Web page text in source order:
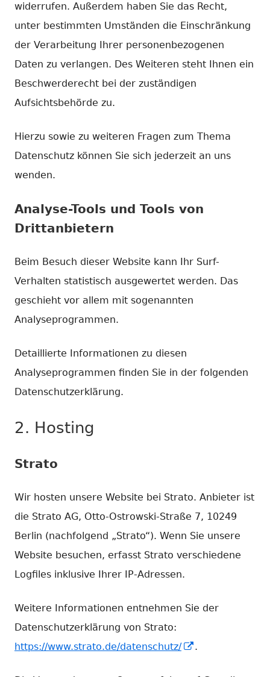
widerrufen. Außerdem haben Sie das Recht,
unter bestimmten Umständen die Einschränkung
der Verarbeitung Ihrer personenbezogenen
Daten zu verlangen. Des Weiteren steht Ihnen ein
Beschwerderecht bei der zuständigen
Aufsichtsbehörde zu.
Hierzu sowie zu weiteren Fragen zum Thema
Datenschutz können Sie sich jederzeit an uns
wenden.
Analyse-Tools und Tools von
Dritt­anbietern
Beim Besuch dieser Website kann Ihr Surf-
Verhalten statistisch ausgewertet werden. Das
geschieht vor allem mit sogenannten
Analyseprogrammen.
Detaillierte Informationen zu diesen
Analyseprogrammen finden Sie in der folgenden
Datenschutzerklärung.
2. Hosting
Strato
Wir hosten unsere Website bei Strato. Anbieter ist
die Strato AG, Otto-Ostrowski-Straße 7, 10249
Berlin (nachfolgend „Strato“). Wenn Sie unsere
Website besuchen, erfasst Strato verschiedene
Logfiles inklusive Ihrer IP-Adressen.
Weitere Informationen entnehmen Sie der
Datenschutzerklärung von Strato:
https://www.strato.de/datenschutz/
In.